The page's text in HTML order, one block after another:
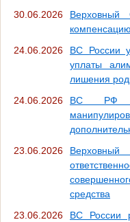
30.06.2026
24.06.2026
ВС России
уплаты
лишения
24.06.2026
ВС РФ
23.06.2026
средства
23.06.2026
ВС России